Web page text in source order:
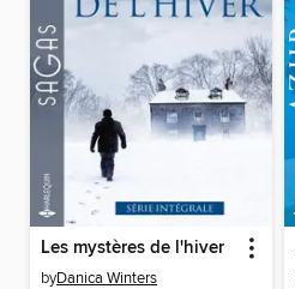
Les mystères de l'hiver
byDanica Winters